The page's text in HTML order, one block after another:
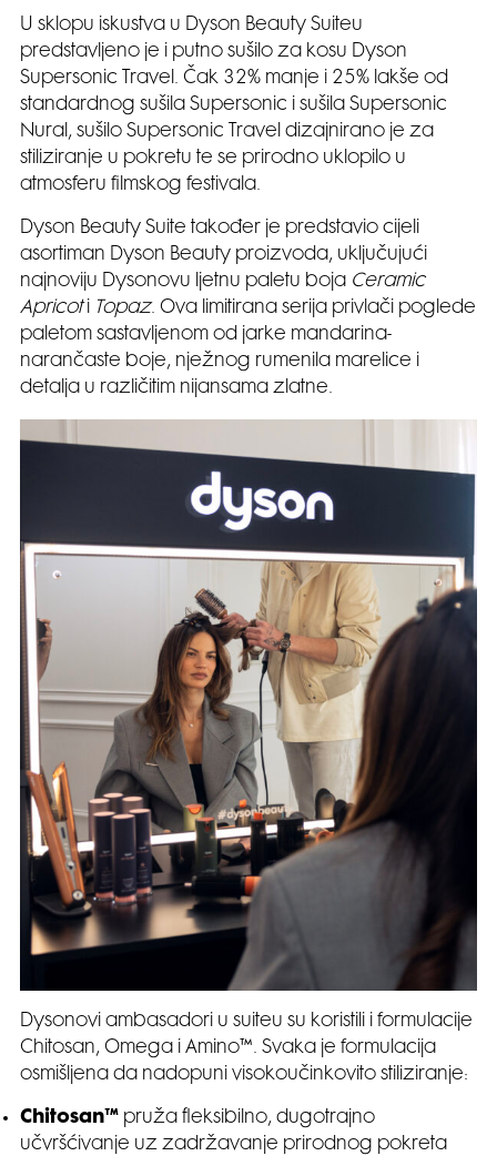
U sklopu iskustva u Dyson Beauty Suiteu
predstavljeno je i putno sušilo za kosu Dyson
Supersonic Travel. Čak 32% manje i 25% lakše od
standardnog sušila Supersonic i sušila Supersonic
Nural, sušilo Supersonic Travel dizajnirano je za
stiliziranje u pokretu te se prirodno uklopilo u
atmosferu filmskog festivala.
Dyson Beauty Suite također je predstavio cijeli
asortiman Dyson Beauty proizvoda, uključujući
najnoviju Dysonovu ljetnu paletu boja Ceramic
Apricoti Topaz. Ova limitirana serija privlači poglede
paletom sastavljenom od jarke mandarina-
narančaste boje, nježnog rumenila marelice i
detalja u različitim nijansama zlatne.
Dysonovi ambasadori u suiteu su koristili i formulacije
Chitosan, Omega i Amino™. Svaka je formulacija
osmišljena da nadopuni visokoučinkovito stiliziranje:
Chitosan™ pruža fleksibilno, dugotrajno
učvršćivanje uz zadržavanje prirodnog pokreta